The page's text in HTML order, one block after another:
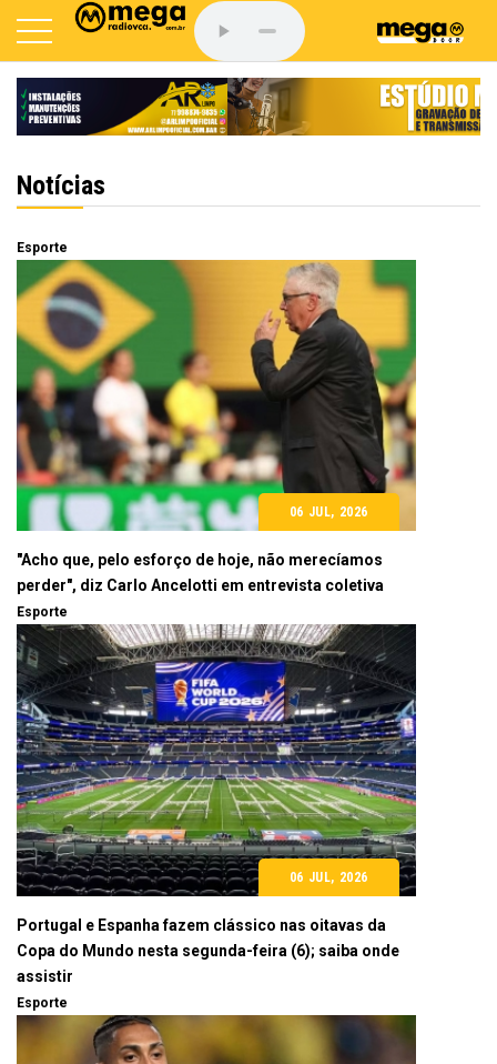
Notícias
Esporte
06 JUL, 2026
"Acho que, pelo esforço de hoje, não merecíamos
perder", diz Carlo Ancelotti em entrevista coletiva
Esporte
06 JUL, 2026
Portugal e Espanha fazem clássico nas oitavas da
Copa do Mundo nesta segunda-feira (6); saiba onde
assistir
Esporte